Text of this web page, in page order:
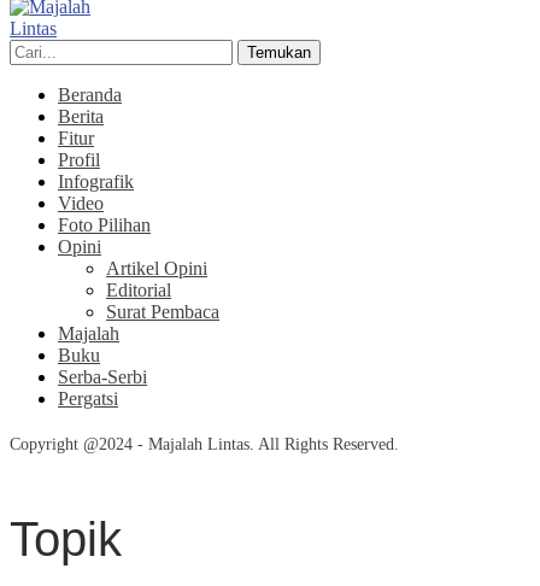
Temukan
Beranda
Berita
Fitur
Profil
Infografik
Video
Foto Pilihan
Opini
Artikel Opini
Editorial
Surat Pembaca
Majalah
Buku
Serba-Serbi
Pergatsi
Copyright @2024 - Majalah Lintas. All Rights Reserved.
Topik